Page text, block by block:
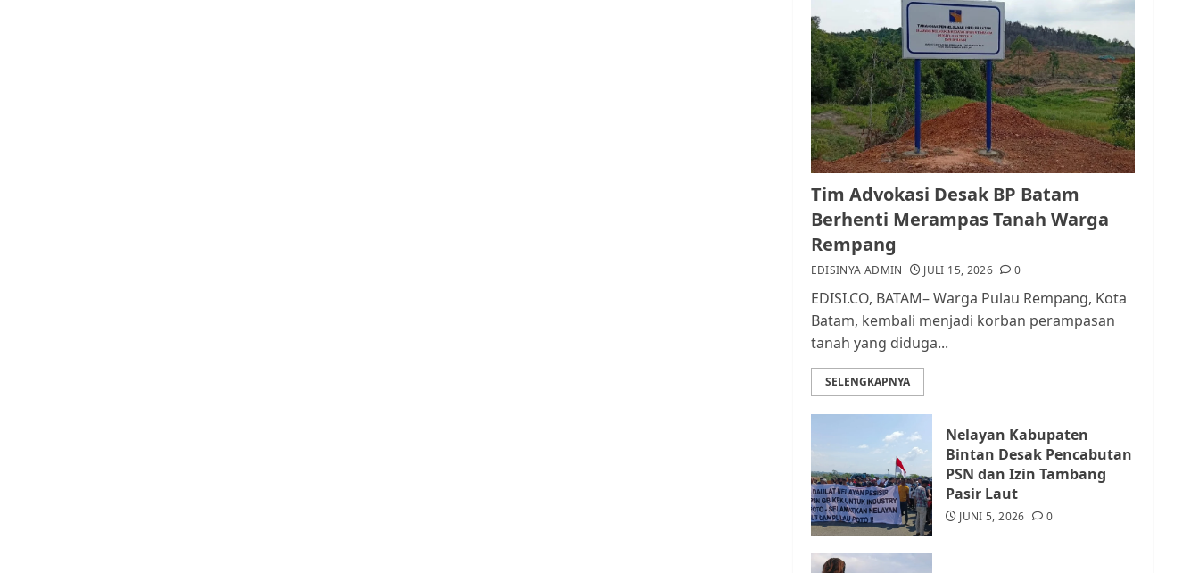
1
Pemko Batam Tegaskan
RT dan RW bukan Petugas
Pendataan dan
Pemungutan Pajak
AGUSTUS 1, 2026 0
2
Kader Pajak jadi
Penghubung Pemerintah
dan Masyarakat di
Lingkungan RT/RW
3
Datangi Pemko Batam,
Warga Rempang Protes
Lahan Mereka Diambil
4
Warga Rempang Ajukan
Audiensi dengan Wali
Kota Batam, Soroti
Aktivitas yang Resahkan
Warga
Tim Advokasi Desak BP Batam
Berhenti Merampas Tanah Warga
Rempang
EDISINYA ADMIN JULI 15, 2026 0
EDISI.CO, BATAM– Warga Pulau Rempang, Kota
Batam, kembali menjadi korban perampasan
tanah yang diduga...
SELENGKAPNYA
Nelayan Kabupaten
Bintan Desak Pencabutan
PSN dan Izin Tambang
Pasir Laut
JUNI 5, 2026 0